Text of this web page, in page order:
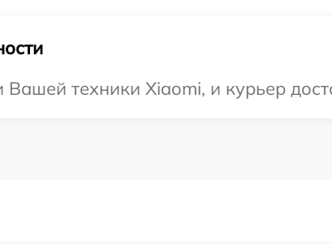
техники Xiaomi, и курьер